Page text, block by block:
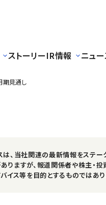
ストーリーIR情報 ニュ
期見通し
は、当社関連の最新情報をステ
りますが、報道関係者や株主・
イス等を目的とするものではあり